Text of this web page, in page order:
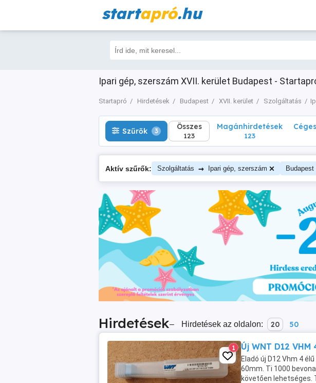
startapró.hu
Ipari gép, szerszám XVII. kerület Budapest -
Startapró Hirdetések Budapest XVII. kerület Szolgáltatás
Szűrők 3 Összes
123
Szűrők 3 Összes
123
Magánhirdetések
123
Aktív szűrők: Szolgáltatás → Ipari gép, szerszám Budapest
Hirdetések– Hirdetések az oldalon: 20 50
1 Új WNT D12
Eladó új D12 Vhm 4
60mm. Ti 1000
követően